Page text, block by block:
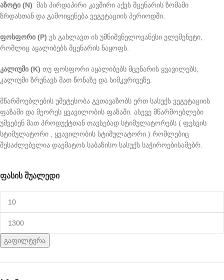
ᲤᲐᲡᲘᲡ ᲨᲣᲐᲚᲔᲓᲘ
გაფილტვრა
აზოტი (N) მას პირდაპირი კავშირი აქვს მცენარის ზომაში
ზრდასთან და გამოიყენება ვეგეტაციის პერიოდში.
ფოსფორი (P) ეს გახლავთ ის უმნიშვნელოვანესი ელემენეტი,
რომლიც აყალიბებს მცენარის ნაყოფს.
კალიუმი (K) თუ ფოსფორი აყალიბებს მცენარის ყვავილებს,
კალიუმი ზრუნავს მათ წონაზე და სიმკვრივეზე.
მწარმოებლების უმეტესობა გვთავაზობს ერთ სასუქს ვეგეტაციის
ფაზაში და მეორეს ყვავილობის ფაზაში. ასევე მწარმოებლები
უშვებენ მათ პროდუქტთან თავსებად სტიმულატორებს ( ფესვის
სტიმულატორი , ყვავილობის სტიმულატორი ) რომლებიც
შესაძლებელია დაემატოს საბაზისო სასუქს საჭიროებისამებრ.